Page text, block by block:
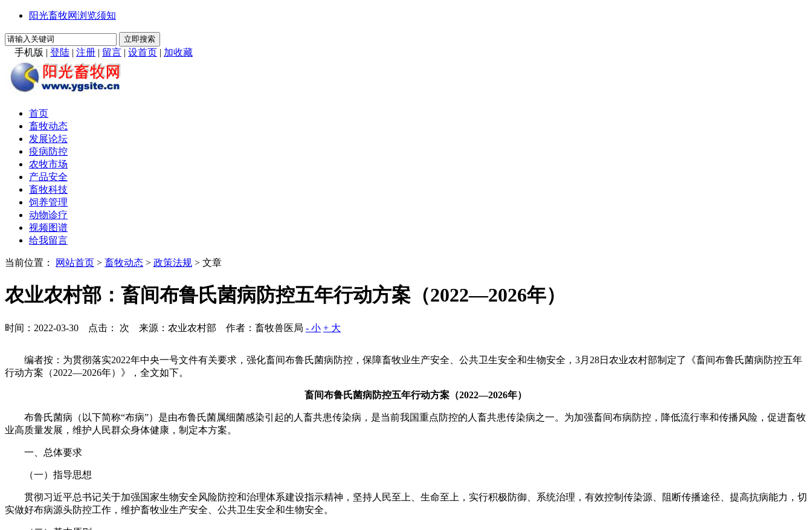
阳光畜牧网浏览须知
手机版 | 登陆 | 注册 | 留言 | 设首页 | 加收藏
首页
畜牧动态
发展论坛
疫病防控
农牧市场
产品安全
畜牧科技
饲养管理
动物诊疗
视频图谱
给我留言
当前位置： 网站首页 > 畜牧动态 > 政策法规 > 文章
农业农村部：畜间布鲁氏菌病防控五年行动方案（2022—2026年）
时间：2022-03-30 点击： 次 来源：农业农村部 作者：畜牧兽医局 - 小 + 大
编者按：为贯彻落实2022年中央一号文件有关要求，强化畜间布鲁氏菌病防控，保障畜牧业生产安全、公共卫生安全和生物安全，3月28日农业农村部制定了《畜间布鲁氏菌病防控五年
行动方案（2022—2026年）》，全文如下。
畜间布鲁氏菌病防控五年行动方案 （2022—2026年）
布鲁氏菌病（以下简称“布病”）是由布鲁氏菌属细菌感染引起的人畜共患传染病，是当前我国重点防控的人畜共患传染病之一。为加强畜间布病防控，降低流行率和传播风险，促进畜牧
业高质量发展，维护人民群众身体健康，制定本方案。
一、总体要求
（一）指导思想
贯彻习近平总书记关于加强国家生物安全风险防控和治理体系建设指示精神，坚持人民至上、生命至上，实行积极防御、系统治理，有效控制传染源、阻断传播途径、提高抗病能力，切
实做好布病源头防控工作，维护畜牧业生产安全、公共卫生安全和生物安全。